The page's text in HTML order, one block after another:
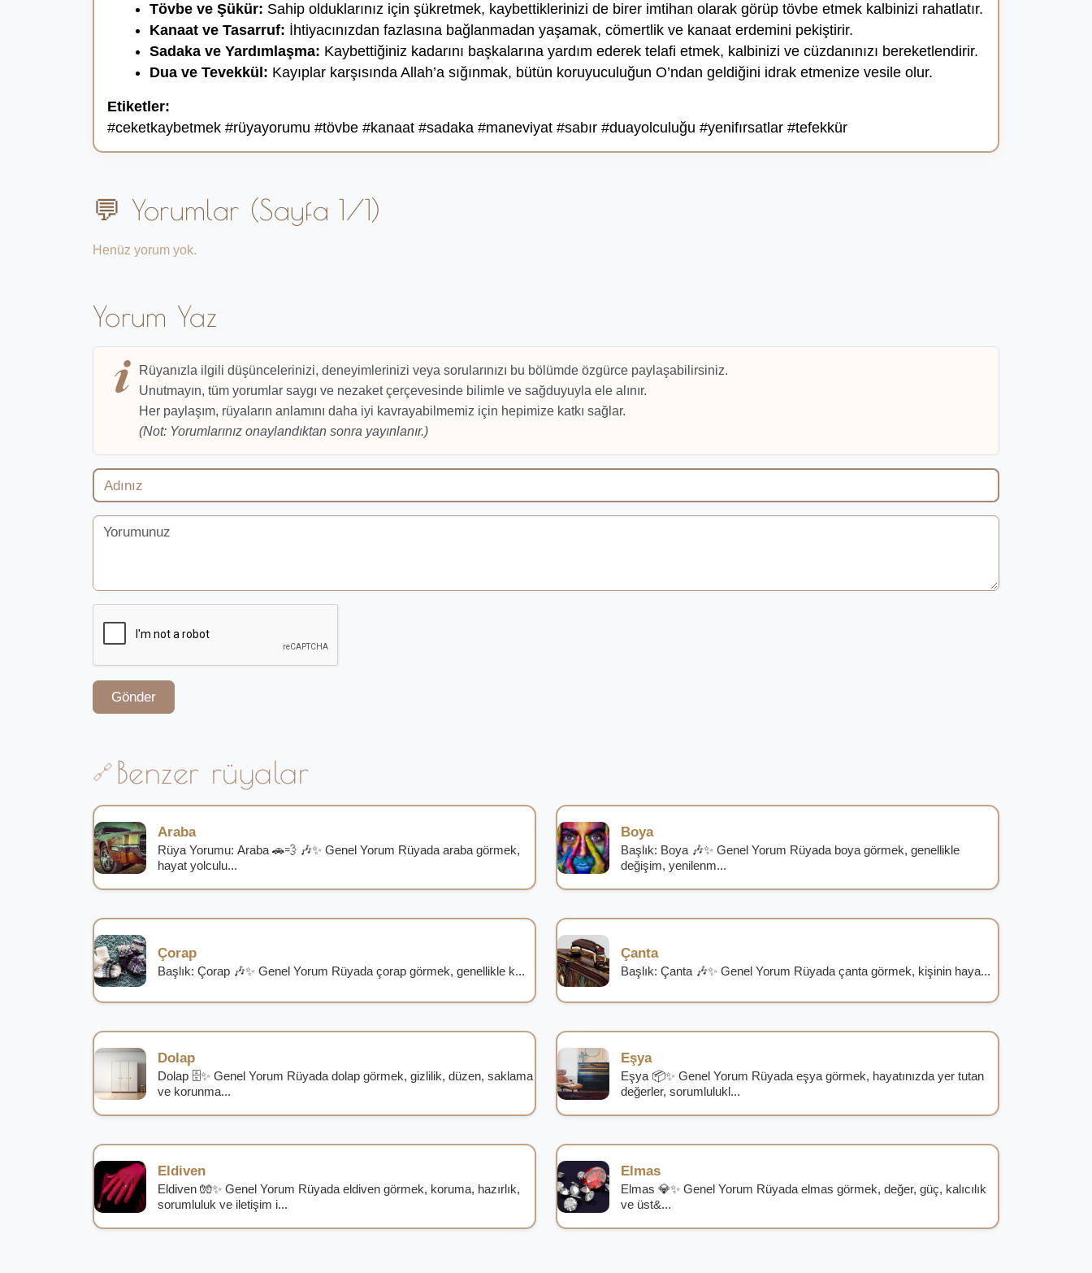
Tövbe ve Şükür: Sahip olduklarınız için şükretmek, kaybettiklerinizi de birer imtihan olarak görüp tövbe etmek kalbinizi rahatlatır.
Kanaat ve Tasarruf: İhtiyacınızdan fazlasına bağlanmadan yaşamak, cömertlik ve kanaat erdemini pekiştirir.
Sadaka ve Yardımlaşma: Kaybettiğiniz kadarını başkalarına yardım ederek telafi etmek, kalbinizi ve cüzdanınızı bereketlendirir.
Dua ve Tevekkül: Kayıplar karşısında Allah’a sığınmak, bütün koruyuculuğun O’ndan geldiğini idrak etmenize vesile olur.
Etiketler:
#ceketkaybetmek #rüyayorumu #tövbe #kanaat #sadaka #maneviyat #sabır #duayolculuğu #yenifırsatlar #tefekkür
💬 Yorumlar (Sayfa 1/1)
Henüz yorum yok.
Yorum Yaz
Rüyanızla ilgili düşüncelerinizi, deneyimlerinizi veya sorularınızı bu bölümde özgürce paylaşabilirsiniz.
Unutmayın, tüm yorumlar saygı ve nezaket çerçevesinde bilimle ve sağduyuyla ele alınır.
Her paylaşım, rüyaların anlamını daha iyi kavrayabilmemiz için hepimize katkı sağlar.
(Not: Yorumlarınız onaylandıktan sonra yayınlanır.)
Gönder
Benzer rüyalar
Araba
Rüya Yorumu: Araba 🚗💨 🎶✨ Genel Yorum Rüyada araba görmek,
hayat yolculu...
Boya
Başlık: Boya 🎶✨ Genel Yorum Rüyada boya görmek, genellikle
değişim, yenilenm...
Çorap
Başlık: Çorap 🎶✨ Genel Yorum Rüyada çorap görmek, genellikle k...
Çanta
Başlık: Çanta 🎶✨ Genel Yorum Rüyada çanta görmek, kişinin haya...
Dolap
Dolap 🗄️✨ Genel Yorum Rüyada dolap görmek, gizlilik, düzen, saklama
ve korunma...
Eşya
Eşya 📦✨ Genel Yorum Rüyada eşya görmek, hayatınızda yer tutan
değerler, sorumlulukl...
Eldiven
Eldiven 🧤✨ Genel Yorum Rüyada eldiven görmek, koruma, hazırlık,
sorumluluk ve iletişim i...
Elmas
Elmas 💎✨ Genel Yorum Rüyada elmas görmek, değer, güç, kalıcılık
ve üst&...